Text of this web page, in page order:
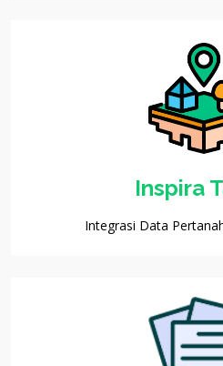
Inspira
Integrasi Data